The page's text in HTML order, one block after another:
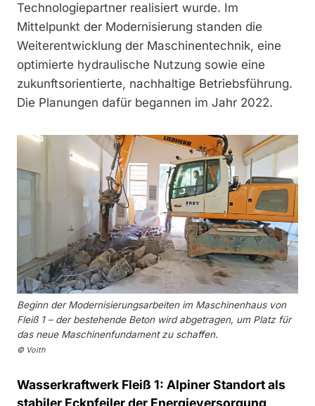
Technologiepartner realisiert wurde. Im
Mittelpunkt der Modernisierung standen die
Weiterentwicklung der Maschinentechnik, eine
optimierte hydraulische Nutzung sowie eine
zukunftsorientierte, nachhaltige Betriebsführung.
Die Planungen dafür begannen im Jahr 2022.
Beginn der Modernisierungsarbeiten im Maschinenhaus von
Fleiß 1 – der bestehende Beton wird abgetragen, um Platz für
das neue Maschinenfundament zu schaffen.
© Voith
Wasserkraftwerk Fleiß 1: Alpiner Standort als
stabiler Eckpfeiler der Energieversorgung